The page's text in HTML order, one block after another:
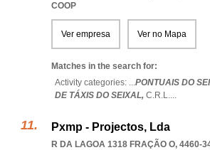
COOP
Ver empresa Ver no Mapa
Matches in the search for:
Activity categories: ...PONTUAIS DO
DE TÁXIS DO SEIXAL, C.R.L....
Pxmp - Projectos, Lda
R DA LAGOA 1318 FRAÇÃO O, 4460-